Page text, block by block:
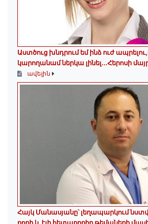
Աստծուց խնդրում եմ ինձ ուժ
կարողանամ ներկա լինել․․․Հերոսի
ավելին
Հայկ Մանասյանը՝ լեղապարկում